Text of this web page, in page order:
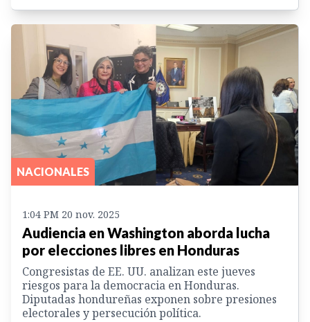
NACIONALES
1:04 PM 20 nov. 2025
Audiencia en Washington aborda lucha
por elecciones libres en Honduras
Congresistas de EE. UU. analizan este jueves
riesgos para la democracia en Honduras.
Diputadas hondureñas exponen sobre presiones
electorales y persecución política.